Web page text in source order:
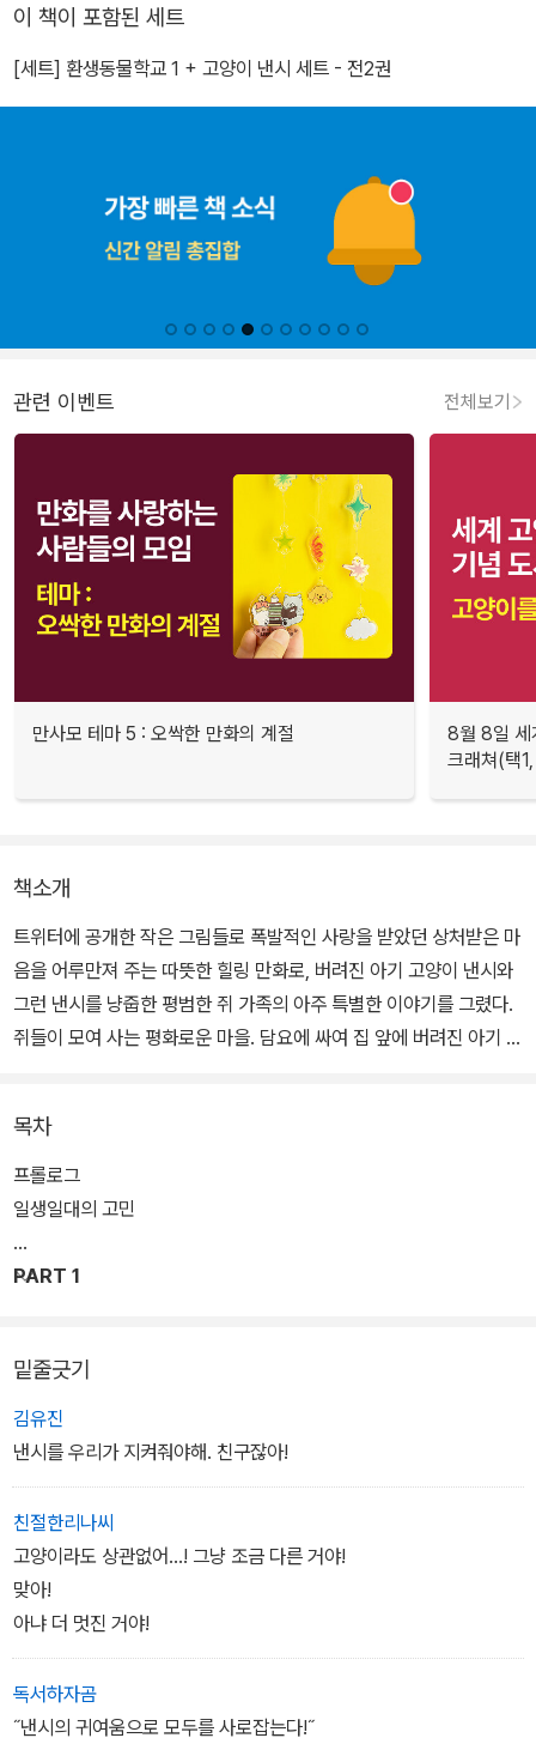
이 책이 포함된 세트
[세트] 환생동물학교 1 + 고양이 낸시 세트 - 전2권
관련 이벤트 전체보기
만사모 테마 5 : 오싹한 만화의 계절
8월 8일 세
크래쳐(택
책소개
트위터에 공개한 작은 그림들로 폭발적인 사랑을 받았던 상처받은 마
음을 어루만져 주는 따뜻한 힐링 만화로, 버려진 아기 고양이 낸시와
그런 낸시를 냥줍한 평범한 쥐 가족의 아주 특별한 이야기를 그렸다.
쥐들이 모여 사는 평화로운 마을. 담요에 싸여 집 앞에 버려진 아기 고
분홍색 리본 머리핀을 좋아하고, 공놀이보다 공주님놀이를 더 좋아하
는 섬세한 고양이 낸시와 언제까지나 여동생을 지켜주고 싶은 든든한
의 종족을 초월한 가족애, 우정을 작가 엘렌 심이 따뜻한 감성과 아름
목차
프롤로그
일생일대의 고민
PART 1
밑줄긋기
김유진
낸시를 우리가 지켜줘야해. 친구잖아!
친절한리나씨
고양이라도 상관없어...! 그냥 조금 다른 거야!
맞아!
아냐 더 멋진 거야!
독서하자곰
˝낸시의 귀여움으로 모두를 사로잡는다!˝